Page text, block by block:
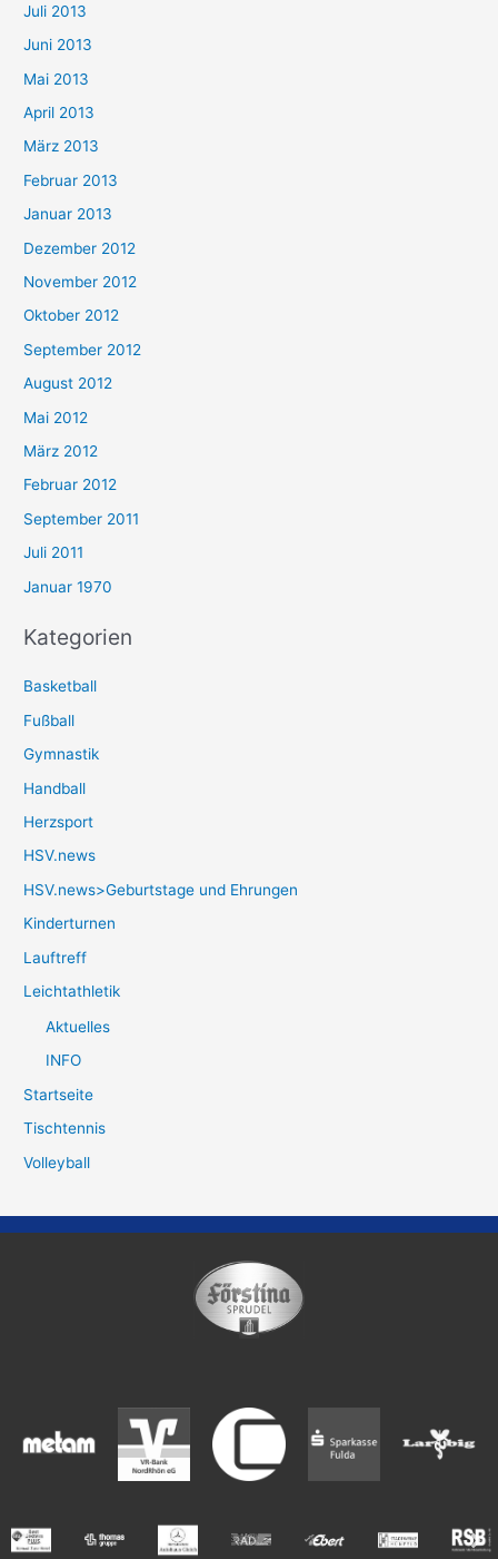
Juli 2013
Juni 2013
Mai 2013
April 2013
März 2013
Februar 2013
Januar 2013
Dezember 2012
November 2012
Oktober 2012
September 2012
August 2012
Mai 2012
März 2012
Februar 2012
September 2011
Juli 2011
Januar 1970
Kategorien
Basketball
Fußball
Gymnastik
Handball
Herzsport
HSV.news
HSV.news>Geburtstage und Ehrungen
Kinderturnen
Lauftreff
Leichtathletik
Aktuelles
INFO
Startseite
Tischtennis
Volleyball